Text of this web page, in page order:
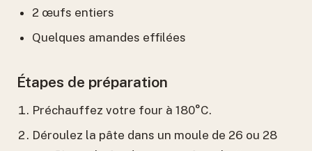
2 œufs entiers
Quelques amandes effilées
Étapes de préparation
Préchauffez votre four à 180°C.
Déroulez la pâte dans un moule de 26 ou 28